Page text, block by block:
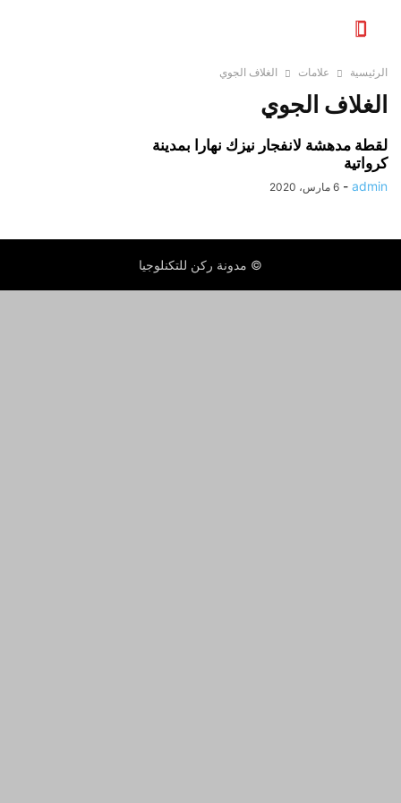
الرئيسية علامات الغلاف الجوي
الغلاف الجوي
لقطة مدهشة لانفجار نيزك نهارا بمدينة
كرواتية
admin
- 6 مارس، 2020
© مدونة ركن للتكنلوجيا